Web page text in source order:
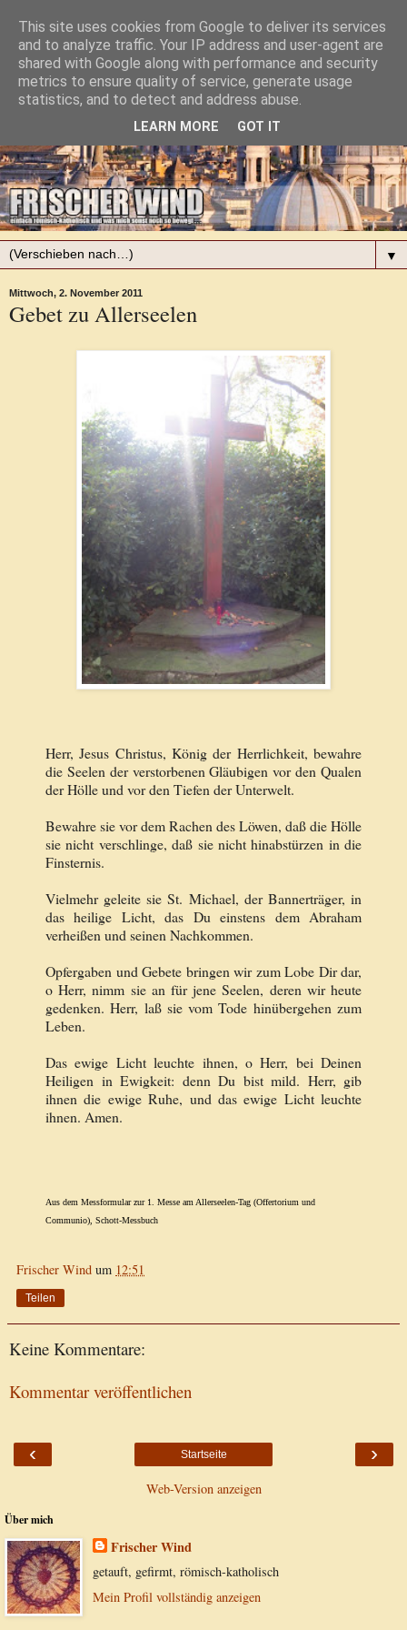
▼
Mittwoch, 2. November 2011
Gebet zu Allerseelen
Herr, Jesus Christus, König der Herrlichkeit, bewahre
die Seelen der verstorbenen Gläubigen vor den Qualen
der Hölle und vor den Tiefen der Unterwelt.
Bewahre sie vor dem Rachen des Löwen, daß die Hölle
sie nicht verschlinge, daß sie nicht hinabstürzen in die
Finsternis.
Vielmehr geleite sie St. Michael, der Bannerträger, in
das heilige Licht, das Du einstens dem Abraham
verheißen und seinen Nachkommen.
Opfergaben und Gebete bringen wir zum Lobe Dir dar,
o Herr, nimm sie an für jene Seelen, deren wir heute
gedenken. Herr, laß sie vom Tode hinübergehen zum
Leben.
Das ewige Licht leuchte ihnen, o Herr, bei Deinen
Heiligen in Ewigkeit: denn Du bist mild. Herr, gib
ihnen die ewige Ruhe, und das ewige Licht leuchte
ihnen. Amen.
Aus dem Messformular zur 1. Messe am Allerseelen-Tag (Offertorium und
Communio), Schott-Messbuch
Frischer Wind um 12:51
Teilen
Keine Kommentare:
Kommentar veröffentlichen
‹ ›
Startseite
Web-Version anzeigen
Über mich
Frischer Wind
getauft, gefirmt, römisch-katholisch
Mein Profil vollständig anzeigen
This site uses cookies from Google to deliver its services
and to analyze traffic. Your IP address and user-agent are
shared with Google along with performance and security
metrics to ensure quality of service, generate usage
statistics, and to detect and address abuse.
LEARN MORE GOT IT